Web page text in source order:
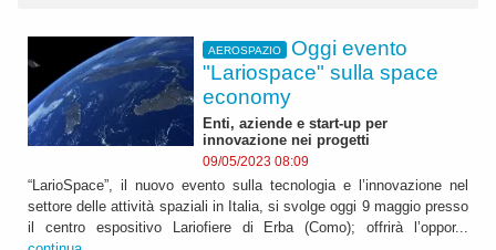
AEROSPAZIO
Oggi evento
"Lariospace" sulla space
economy
Enti, aziende e start-up per
innovazione nei progetti
09/05/2023 08:09
“LarioSpace”, il nuovo evento sulla tecnologia e l’innovazione nel
settore delle attività spaziali in Italia, si svolge oggi 9 maggio presso
il centro espositivo Lariofiere di Erba (Como); offrirà l’oppor...